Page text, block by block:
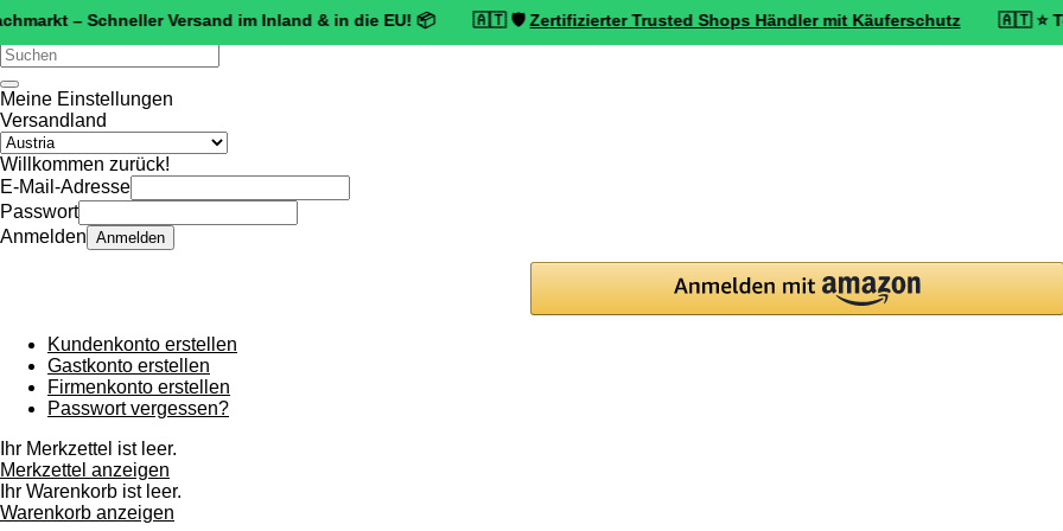
– Schneller Versand im Inland & in die EU! 📦 🇦🇹 🛡️ Zertifizierter Trusted Shops Händler mit Käuferschutz🇦🇹 ⭐ Top
Verwende
die
oben
und
unten,
um
das
Eingabetaste,
zum
ausgewählten
Meine Einstellungen
Versandland
Willkommen zurück!
E-Mail-Adresse
Passwort
Anmelden Anmelden
Kundenkonto erstellen
Gastkonto erstellen
Firmenkonto erstellen
Passwort vergessen?
Ihr Merkzettel ist leer.
Merkzettel anzeigen
Ihr Warenkorb ist leer.
Warenkorb anzeigen